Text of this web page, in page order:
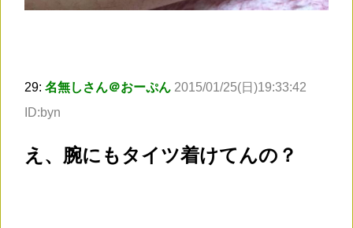
29: 名無しさん＠おーぷん 2015/01/25(日)19:33:42
ID:byn
え、腕にもタイツ着けてんの？